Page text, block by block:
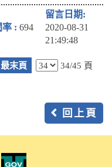
694
2020-08-31
21:49:48
最末頁 34/45 頁
回上頁